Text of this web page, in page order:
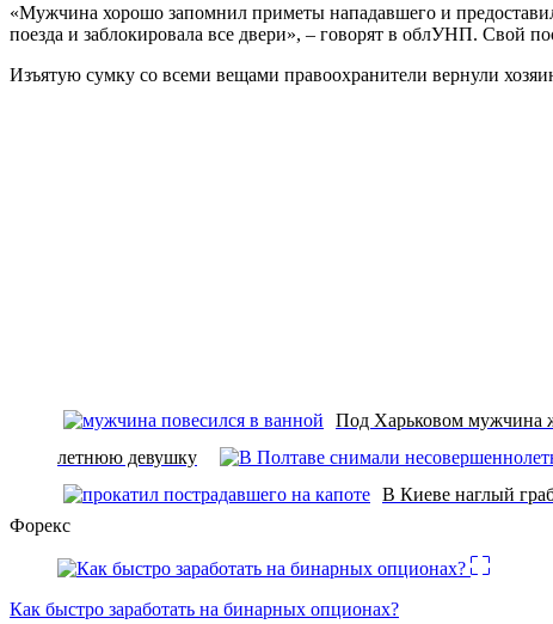
«Мужчина хорошо запомнил приметы нападавшего и
поезда и заблокировала все двери», – говорят в облУНП. Свой
Изъятую сумку со всеми вещами правоохранители вернули
Под Харьковом мужчина
летнюю девушку
В Киеве наглый
Форекс
Как быстро заработать на бинарных опционах?